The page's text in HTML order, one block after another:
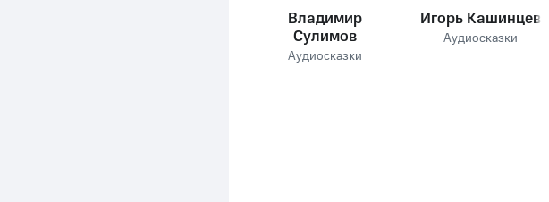
Владимир
Сулимов
Аудиосказки
Игорь Кашинцев
Аудиосказки